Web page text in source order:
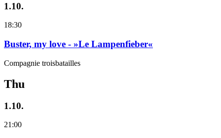
1.10.
18:30
Buster, my love - »Le Lampenfieber«
Compagnie troisbatailles
Thu
1.10.
21:00